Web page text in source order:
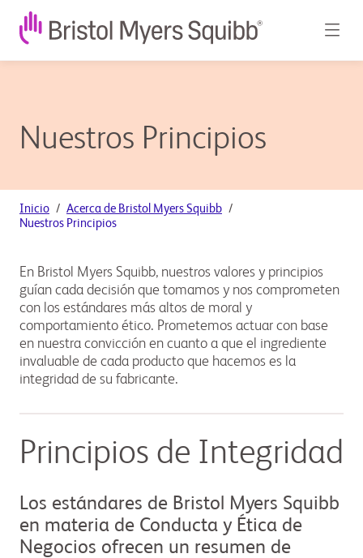
Nuestros Principios
Inicio
Acerca de Bristol Myers Squibb
Nuestros Principios
En Bristol Myers Squibb, nuestros valores y principios
guían cada decisión que tomamos y nos comprometen
con los estándares más altos de moral y
comportamiento ético. Prometemos actuar con base
en nuestra convicción en cuanto a que el ingrediente
invaluable de cada producto que hacemos es la
integridad de su fabricante.
Principios de Integridad
Los estándares de Bristol Myers Squibb
en materia de Conducta y Ética de
Negocios ofrecen un resumen de